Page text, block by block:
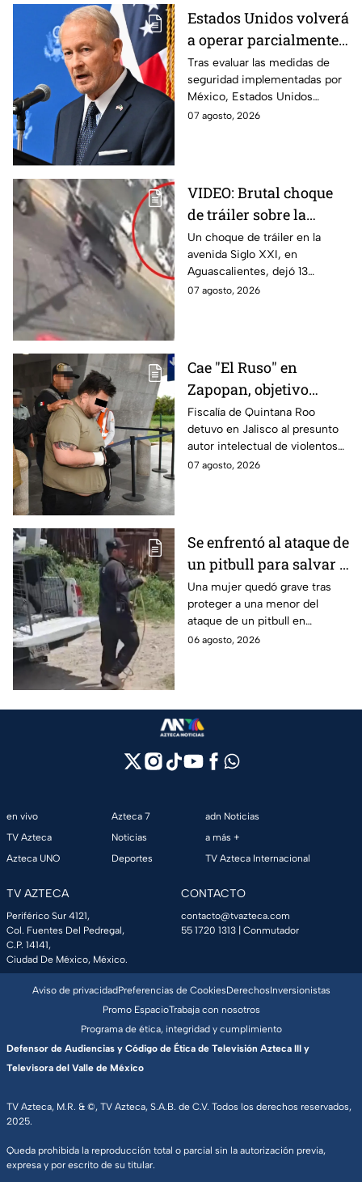
Estados Unidos volverá
a operar parcialmente
en Michoacán tras
suspensión por
motivos de seguridad
Tras evaluar las medidas de
seguridad implementadas por
México, Estados Unidos
reanudará parcialmente sus
07 agosto, 2026
VIDEO: Brutal choque
de tráiler sobre la
avenida Siglo XXI en
Aguascalientes deja
varios heridos y
destrozos
Un choque de tráiler en la
avenida Siglo XXI, en
Aguascalientes, dejó 13
heridos y varios vehículos
07 agosto, 2026
Cae "El Ruso" en
Zapopan, objetivo
prioritario en Playa del
Carmen
Fiscalía de Quintana Roo
detuvo en Jalisco al presunto
autor intelectual de violentos
ataques en fraccionamientos
07 agosto, 2026
Se enfrentó al ataque de
un pitbull para salvar a
una menor; hoy lucha
por su vida en Zapopan
Una mujer quedó grave tras
proteger a una menor del
ataque de un pitbull en
Zapopan; la víctima sufrió
06 agosto, 2026
en vivo
TV Azteca
Azteca UNO
Azteca 7
Noticias
Deportes
adn Noticias
a más +
TV Azteca Internacional
TV AZTECA
Periférico Sur 4121,
Col. Fuentes Del Pedregal,
C.P. 14141,
Ciudad De México, México.
CONTACTO
contacto@tvazteca.com
55 1720 1313 | Conmutador
TV Azteca, M.R. & ©, TV Azteca, S.A.B. de C.V. Todos los derechos reservados,
2025.
Queda prohibida la reproducción total o parcial sin la autorización previa,
expresa y por escrito de su titular.
Aviso de privacidadPreferencias de CookiesDerechosInversionistas
Promo EspacioTrabaja con nosotros
Programa de ética, integridad y cumplimiento
Defensor de Audiencias y Código de Ética de Televisión Azteca III y
Televisora del Valle de México